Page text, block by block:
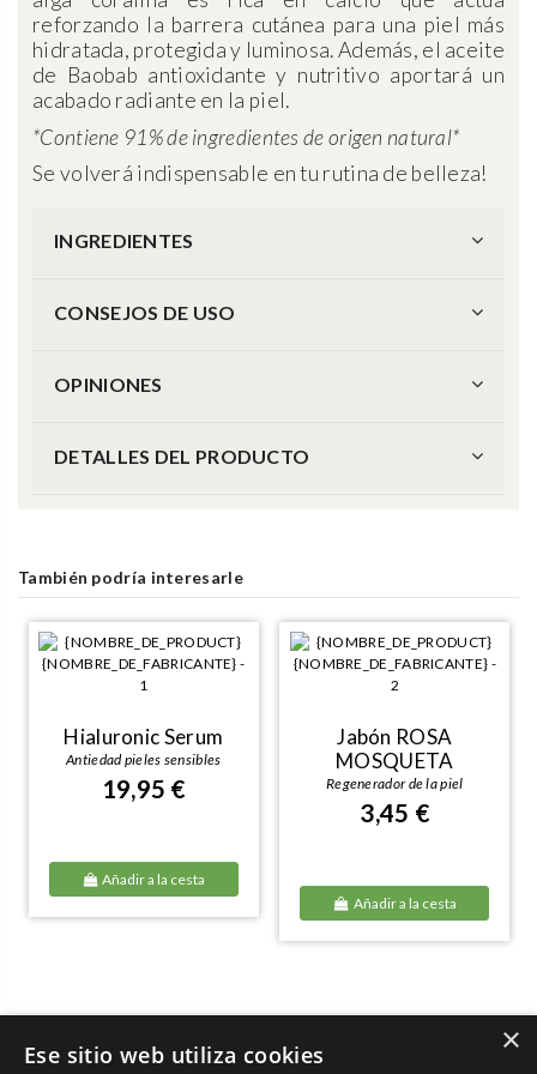
reforzando la barrera cutánea para una piel más
hidratada, protegida y luminosa. Además, el aceite
de Baobab antioxidante y nutritivo aportará un
acabado radiante en la piel.
*Contiene 91% de ingredientes de origen natural*
Se volverá indispensable en tu rutina de belleza!
INGREDIENTES
CONSEJOS DE USO
OPINIONES
DETALLES DEL PRODUCTO
También podría interesarle
Hialuronic Serum
Antiedad pieles sensibles
19,95 €
Añadir a la cesta
Jabón ROSA
MOSQUETA
Regenerador de la piel
3,45 €
Añadir a la cesta
×
Ese sitio web utiliza cookies